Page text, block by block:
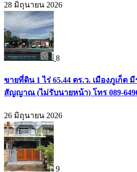
28 มิถุนายน 2026
8
ขายที่ดิน 1 ไร่ 65.44 ตร.ว. เมืองภูเก็ต
สัญญาณ (ไม่รับนายหน้า) โทร 089-
26 มิถุนายน 2026
9